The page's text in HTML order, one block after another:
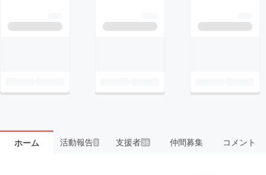
ホーム 活動報告3 支援者38 仲間募集 コメント